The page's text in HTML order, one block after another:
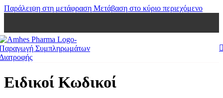
Παράλειψη στη μετάφραση Μετάβαση στο κύριο περιεχόμενο
Ειδικοί Κωδικοί